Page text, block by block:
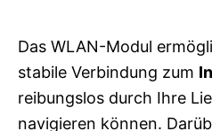
Das WLAN-Modul
stabile Verbindung zum
reibungslos durch Ihre
navigieren können.